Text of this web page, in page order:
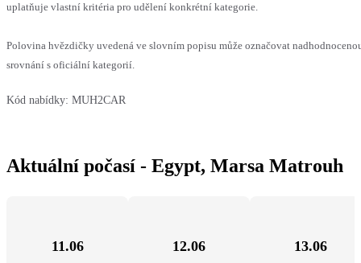
uplatňuje vlastní kritéria pro udělení konkrétní kategorie.
Polovina hvězdičky uvedená ve slovním popisu může označovat
srovnání s oficiální kategorií.
Kód nabídky: MUH2CAR
Aktuální počasí - Egypt, Marsa Matrouh
11.06 12.06 13.06